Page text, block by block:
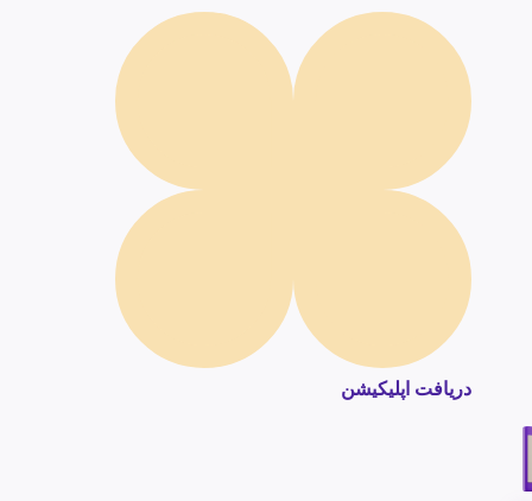
دریافت اپلیکیشن